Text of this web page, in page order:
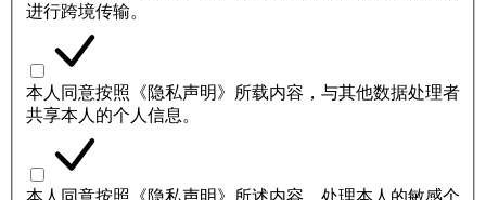
进行跨境传输。
本人同意按照《隐私声明》所载内容，与其他数据处理者
共享本人的个人信息。
本人同意按照《隐私声明》所述内容，处理本人的敏感个